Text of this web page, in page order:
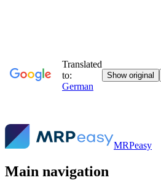
MRPeasy
Main navigation